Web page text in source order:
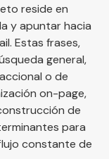
reside en
y apuntar hacia
Estas frases,
general,
o de
on-page,
de
para
constante de